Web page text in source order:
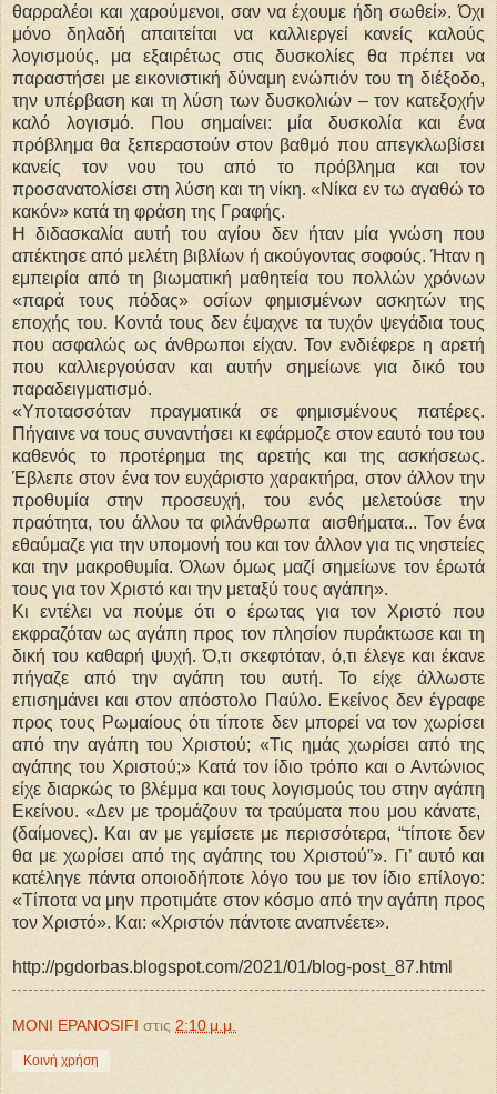
θαρραλέοι και χαρούμενοι, σαν να έχουμε ήδη σωθεί». Όχι
μόνο δηλαδή απαιτείται να καλλιεργεί κανείς καλούς
λογισμούς, μα εξαιρέτως στις δυσκολίες θα πρέπει να
παραστήσει με εικονιστική δύναμη ενώπιόν του τη διέξοδο,
την υπέρβαση και τη λύση των δυσκολιών – τον κατεξοχήν
καλό λογισμό. Που σημαίνει: μία δυσκολία και ένα
πρόβλημα θα ξεπεραστούν στον βαθμό που απεγκλωβίσει
κανείς τον νου του από το πρόβλημα και τον
προσανατολίσει στη λύση και τη νίκη. «Νίκα εν τω αγαθώ το
κακόν» κατά τη φράση της Γραφής.
Η διδασκαλία αυτή του αγίου δεν ήταν μία γνώση που
απέκτησε από μελέτη βιβλίων ή ακούγοντας σοφούς. Ήταν η
εμπειρία από τη βιωματική μαθητεία του πολλών χρόνων
«παρά τους πόδας» οσίων φημισμένων ασκητών της
εποχής του. Κοντά τους δεν έψαχνε τα τυχόν ψεγάδια τους
που ασφαλώς ως άνθρωποι είχαν. Τον ενδιέφερε η αρετή
που καλλιεργούσαν και αυτήν σημείωνε για δικό του
παραδειγματισμό.
«Υποτασσόταν πραγματικά σε φημισμένους πατέρες.
Πήγαινε να τους συναντήσει κι εφάρμοζε στον εαυτό του του
καθενός το προτέρημα της αρετής και της ασκήσεως.
Έβλεπε στον ένα τον ευχάριστο χαρακτήρα, στον άλλον την
προθυμία στην προσευχή, του ενός μελετούσε την
πραότητα, του άλλου τα φιλάνθρωπα αισθήματα... Τον ένα
εθαύμαζε για την υπομονή του και τον άλλον για τις νηστείες
και την μακροθυμία. Όλων όμως μαζί σημείωνε τον έρωτά
τους για τον Χριστό και την μεταξύ τους αγάπη».
Κι εντέλει να πούμε ότι ο έρωτας για τον Χριστό που
εκφραζόταν ως αγάπη προς τον πλησίον πυράκτωσε και τη
δική του καθαρή ψυχή. Ό,τι σκεφτόταν, ό,τι έλεγε και έκανε
πήγαζε από την αγάπη του αυτή. Το είχε άλλωστε
επισημάνει και στον απόστολο Παύλο. Εκείνος δεν έγραφε
προς τους Ρωμαίους ότι τίποτε δεν μπορεί να τον χωρίσει
από την αγάπη του Χριστού; «Τις ημάς χωρίσει από της
αγάπης του Χριστού;» Κατά τον ίδιο τρόπο και ο Αντώνιος
είχε διαρκώς το βλέμμα και τους λογισμούς του στην αγάπη
Εκείνου. «Δεν με τρομάζουν τα τραύματα που μου κάνατε,
(δαίμονες). Και αν με γεμίσετε με περισσότερα, “τίποτε δεν
θα με χωρίσει από της αγάπης του Χριστού”». Γι’ αυτό και
κατέληγε πάντα οποιοδήποτε λόγο του με τον ίδιο επίλογο:
«Τίποτα να μην προτιμάτε στον κόσμο από την αγάπη προς
τον Χριστό». Και: «Χριστόν πάντοτε αναπνέετε».
http://pgdorbas.blogspot.com/2021/01/blog-post_87.html
MONI EPANOSIFI στις 2:10 μ.μ.
Κοινή χρήση